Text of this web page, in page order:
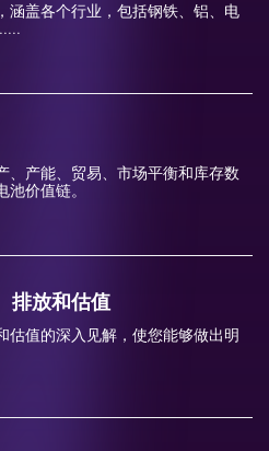
涵盖各个行业，包括钢铁、铝、电
、产能、贸易、市场平衡和库存数
价值链。
排放和估值
估值的深入见解，使您能够做出明